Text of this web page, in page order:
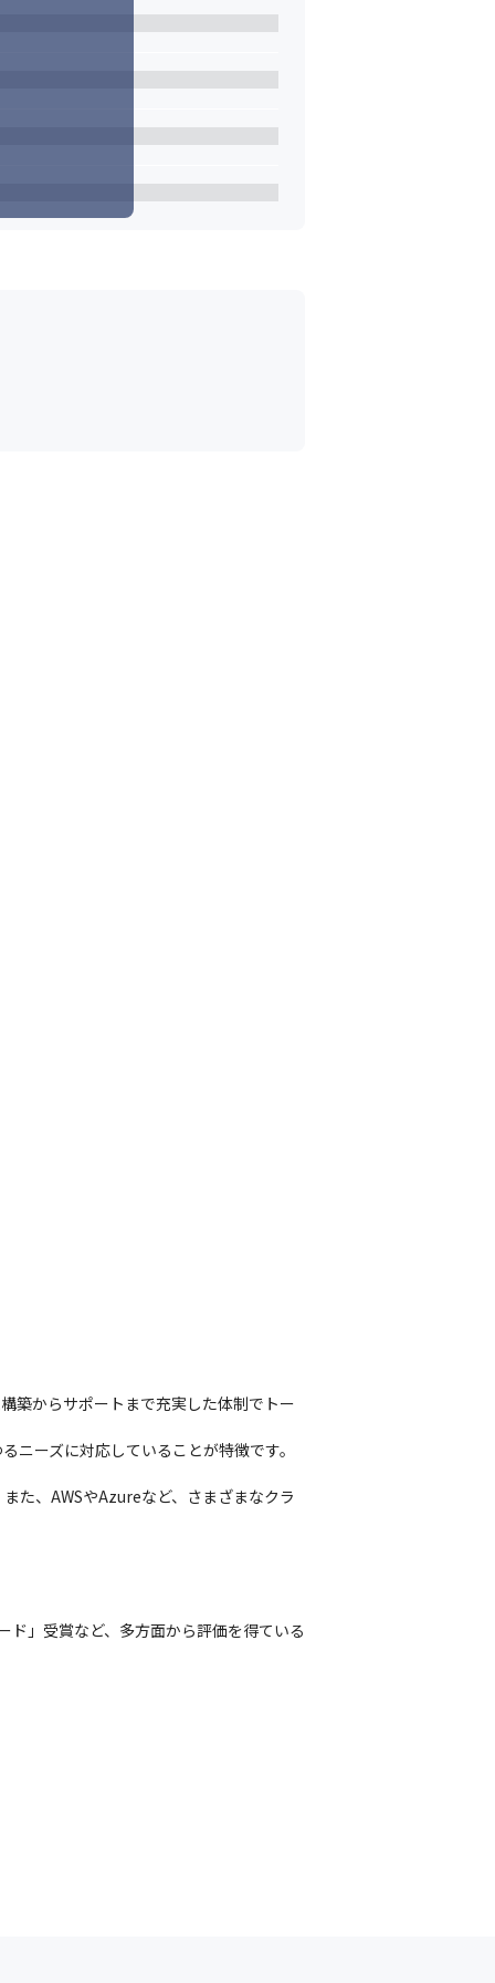
築からサポートまで充実した体制でトー
ーズに対応していることが特徴です。
た、AWSやAzureなど、さまざまなクラ
ド」受賞など、多方面から評価を得ている